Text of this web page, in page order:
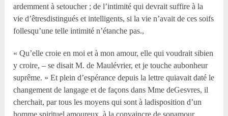
ardemment à setoucher ; de l’intimité qui devrait suffire à la
vie d’êtresdistingués et intelligents, si la vie n’avait de ces soifs
follesqu’une telle intimité n’étanche pas.,
« Qu’elle croie en moi et à mon amour, elle qui voudrait sibien
y croire, – se disait M. de Maulévrier, et je touche aubonheur
suprême. » Et plein d’espérance depuis la lettre quiavait daté le
changement de langage et de façons dans Mme deGesvres, il
cherchait, par tous les moyens qui sont à ladisposition d’un